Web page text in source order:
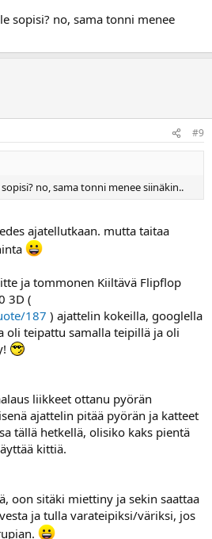
sopisi? no, sama tonni menee
#9
no, sama tonni menee siinäkin..
ajatellutkaan. mutta taitaa
ja tommonen Kiiltävä Flipflop
3D (
187 ) ajattelin kokeilla, googlella
oli teipattu samalla teipillä ja oli
liikkeet ottanu pyörän
ajattelin pitää pyörän ja katteet
tällä hetkellä, olisiko kaks pientä
kittiä.
oon sitäki miettiny ja sekin saattaa
ja tulla varateipiksi/väriksi, jos